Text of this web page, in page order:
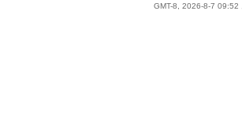
GMT-8, 2026-8-7 09:52